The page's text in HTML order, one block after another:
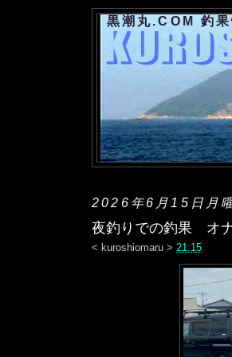
黒潮丸.COM 釣
2026年6月15日月
夜釣りでの釣果 オ
< kuroshiomaru > 21:15